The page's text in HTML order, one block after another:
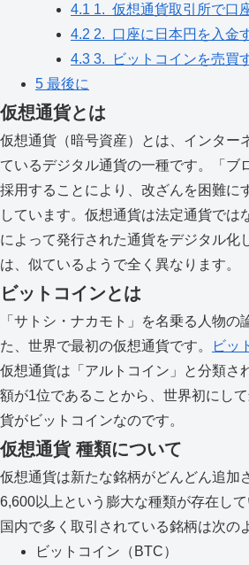
4.1 1. 仮想通貨取引所で口
4.2 2. 口座に日本円を入金
4.3 3. ビットコインを売買
5 最後に
仮想通貨とは
仮想通貨（暗号資産）とは、インター
ているデジタル通貨の一種です。「ブ
採用することにより、改ざんを困難に
しています。仮想通貨は法定通貨では
によって発行された通貨をデジタル化
は、似ているようで全く異なります。
ビットコインとは
「サトシ・ナカモト」を名乗る人物の
た、世界で最初の仮想通貨です。
ビッ
仮想通貨は「アルトコイン」と分類さ
額が1位であることから、世界初にし
貨がビットコインなのです。
仮想通貨 種類について
仮想通貨は新たな銘柄がどんどん追加
6,600以上という膨大な種類が存在して
国内で多く取引されている銘柄は次の
ビットコイン（BTC）